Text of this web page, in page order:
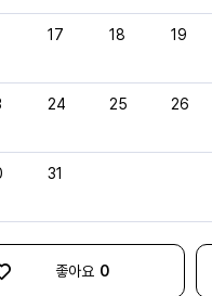
17 18 19
24 25 26
31
좋아요 0